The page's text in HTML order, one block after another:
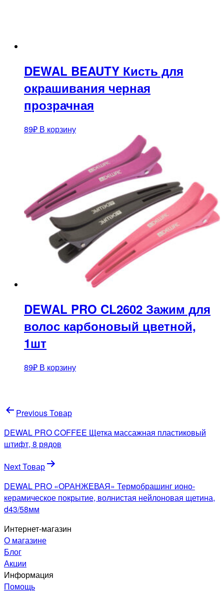
DEWAL BEAUTY Кисть для
окрашивания черная
прозрачная
89₽ В корзину
DEWAL PRO CL2602 Зажим для
волос карбоновый цветной,
1шт
89₽ В корзину
Навигация
по
записям
Previous Товар
DEWAL PRO COFFEE Щетка массажная пластиковый
штифт, 8 рядов
Next Товар
DEWAL PRO «ОРАНЖЕВАЯ» Термобрашинг ионо-
керамическое покрытие, волнистая нейлоновая щетина,
d43/58мм
Интернет-магазин
О магазине
Блог
Акции
Информация
Помощь